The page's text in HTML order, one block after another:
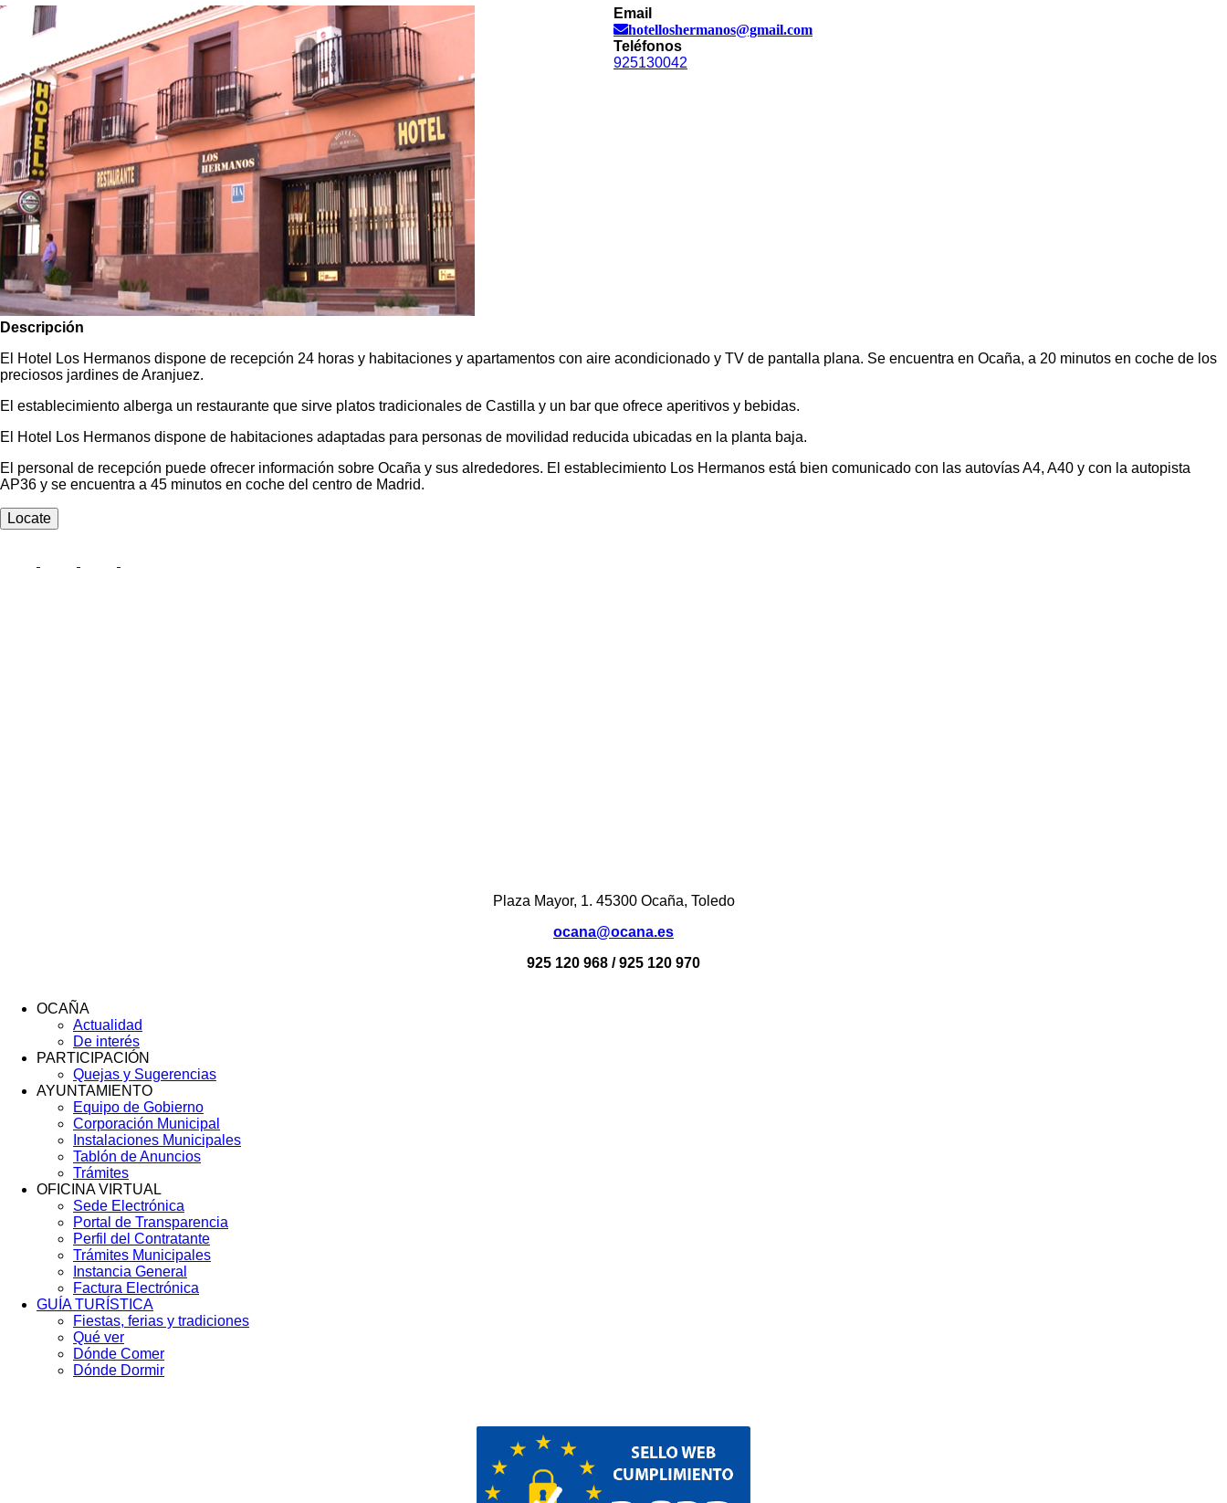
Email
hotelloshermanos@gmail.com
Teléfonos
925130042
Descripción
El Hotel Los Hermanos dispone de recepción 24 horas y habitaciones y apartamentos con aire acondicionado y TV de pantalla plana. Se encuentra en Ocaña, a 20 minutos en coche de los
preciosos jardines de Aranjuez.
El establecimiento alberga un restaurante que sirve platos tradicionales de Castilla y un bar que ofrece aperitivos y bebidas.
El Hotel Los Hermanos dispone de habitaciones adaptadas para personas de movilidad reducida ubicadas en la planta baja.
El personal de recepción puede ofrecer información sobre Ocaña y sus alrededores. El establecimiento Los Hermanos está bien comunicado con las autovías A4, A40 y con la autopista
AP36 y se encuentra a 45 minutos en coche del centro de Madrid.
Locate
Plaza Mayor, 1. 45300 Ocaña, Toledo
ocana@ocana.es
925 120 968 / 925 120 970
OCAÑA
Actualidad
De interés
PARTICIPACIÓN
Quejas y Sugerencias
AYUNTAMIENTO
Equipo de Gobierno
Corporación Municipal
Instalaciones Municipales
Tablón de Anuncios
Trámites
OFICINA VIRTUAL
Sede Electrónica
Portal de Transparencia
Perfil del Contratante
Trámites Municipales
Instancia General
Factura Electrónica
GUÍA TURÍSTICA
Fiestas, ferias y tradiciones
Qué ver
Dónde Comer
Dónde Dormir